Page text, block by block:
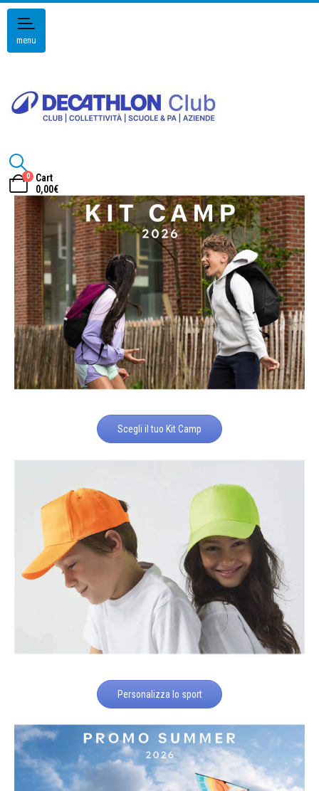
menu
0
Cart
0,00€
Scegli il tuo Kit Camp
Personalizza lo sport